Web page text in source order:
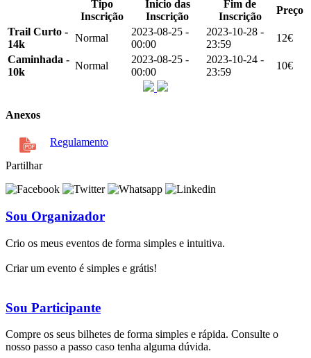
Tipo
Inscrição
Inicio das
Inscrição
Fim de
Inscrição
Preço
Trail Curto -
14k
Normal
2023-08-25 -
00:00
2023-10-28 -
23:59
12€
Caminhada -
10k
Normal
2023-08-25 -
00:00
2023-10-24 -
23:59
10€
Anexos
Regulamento
Partilhar
Sou Organizador
Crio os meus eventos de forma simples e intuitiva.
Criar um evento é simples e grátis!
Sou Participante
Compre os seus bilhetes de forma simples e rápida. Consulte o
nosso passo a passo caso tenha alguma dúvida.